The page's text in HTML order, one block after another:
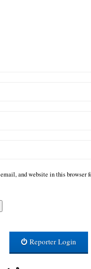
and website in this browser
Reporter Login